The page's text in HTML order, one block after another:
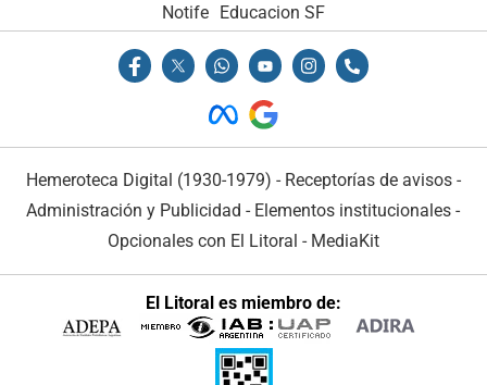
Notife
Educacion SF
Hemeroteca Digital (1930-1979) - Receptorías de avisos -
Administración y Publicidad - Elementos institucionales -
Opcionales con El Litoral - MediaKit
El Litoral es miembro de: